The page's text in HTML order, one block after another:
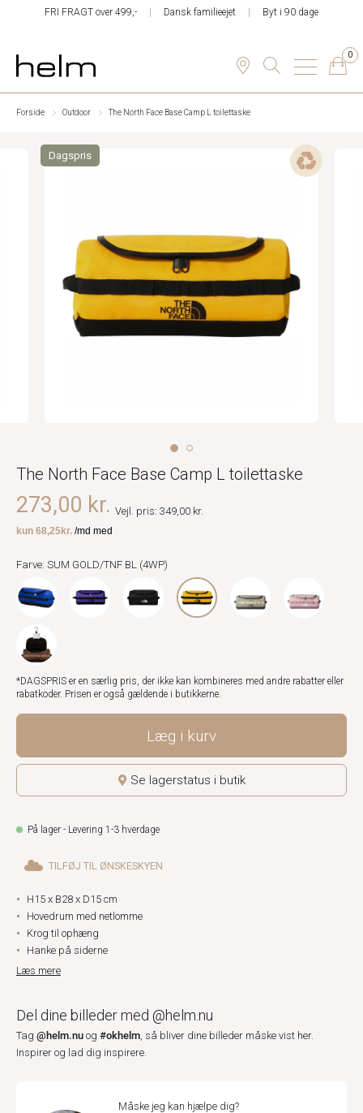
FRI FRAGT over 499,- Dansk familieejet Byt i 90 dage
0
Forside Outdoor The North Face Base Camp L toilettaske
Dagspris
The North Face Base Camp L toilettaske
273,00 kr. Vejl. pris: 349,00 kr.
Farve: SUM GOLD/TNF BL (4WP)
*DAGSPRIS er en særlig pris, der ikke kan kombineres med andre rabatter eller
rabatkoder. Prisen er også gældende i butikkerne.
Læg i kurv
Se lagerstatus i butik
På lager - Levering 1-3 hverdage
TILFØJ TIL ØNSKESKYEN
H15 x B28 x D15 cm
Hovedrum med netlomme
Krog til ophæng
Hanke på siderne
Læs mere
Del dine billeder med @helm.nu
Tag @helm.nu og #okhelm, så bliver dine billeder måske vist her.
Inspirer og lad dig inspirere.
Måske jeg kan hjælpe dig?